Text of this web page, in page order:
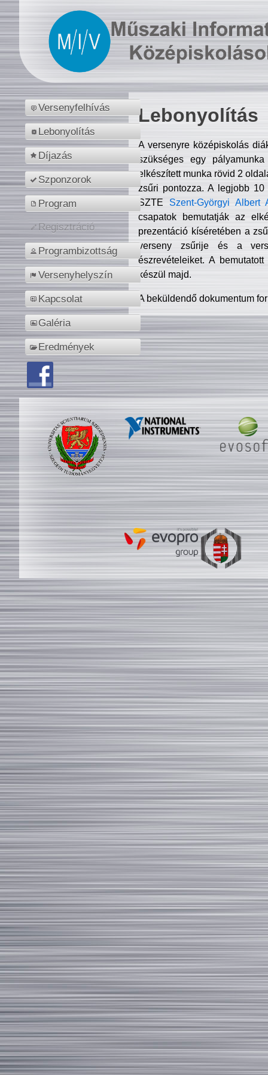
Versenyfelhívás
Lebonyolítás
Díjazás
Szponzorok
Program
Regisztráció
Programbizottság
Versenyhelyszín
Kapcsolat
Galéria
Eredmények
Lebonyolítás
A versenyre középiskolás
szükséges egy
elkészített munka rövid 2
zsűri pontozza. A legjobb
SZTE Szent-Györgyi Albert
csapatok bemutatják az
prezentáció kíséretében a
verseny zsűrije és a
észrevételeiket. A
készül majd.
A beküldendő dokumentum